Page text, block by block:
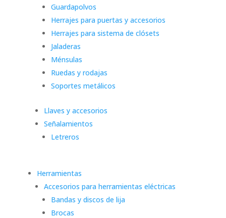
Guardapolvos
Herrajes para puertas y accesorios
Herrajes para sistema de clósets
Jaladeras
Ménsulas
Ruedas y rodajas
Soportes metálicos
Llaves y accesorios
Señalamientos
Letreros
Herramientas
Accesorios para herramientas eléctricas
Bandas y discos de lija
Brocas